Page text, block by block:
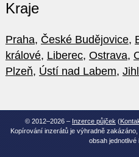
Kraje
Praha, České Budějovice,
králové, Liberec, Ostrava,
Plzeň, Ústí nad Labem,
© 2012–2026 – Inzerce půjček (
Kopírování inzerátů je výhradně
obsah